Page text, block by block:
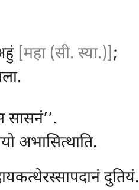
[महा (सी. स्या.)];
सासनं’’.
अभासित्थाति.
दुतियं.